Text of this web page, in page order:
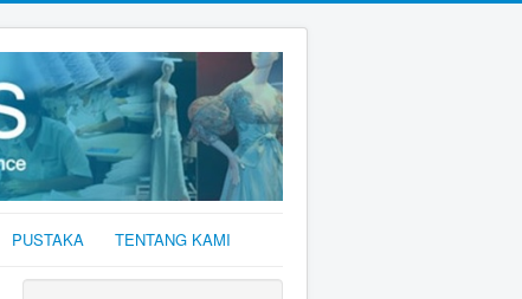
PUSTAKA TENTANG KAMI